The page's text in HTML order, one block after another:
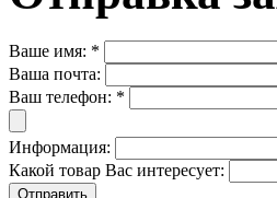
Ваше имя: *
Ваша почта:
Ваш телефон: *
Информация:
Какой товар Вас интересует: